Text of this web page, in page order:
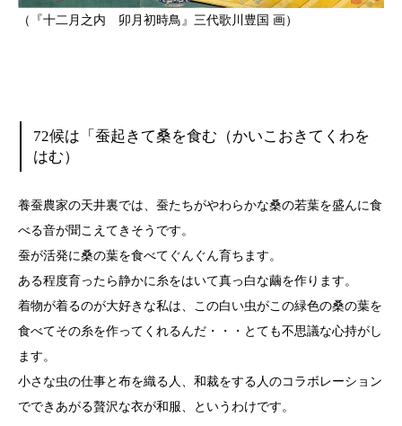
（『十二月之内 卯月初時鳥』三代歌川豊国 画）
72候は「蚕起きて桑を食む（かいこおきてくわを
はむ）
養蚕農家の天井裏では、蚕たちがやわらかな桑の若葉を盛んに食
べる音が聞こえてきそうです。
蚕が活発に桑の葉を食べてぐんぐん育ちます。
ある程度育ったら静かに糸をはいて真っ白な繭を作ります。
着物が着るのが大好きな私は、この白い虫がこの緑色の桑の葉を
食べてその糸を作ってくれるんだ・・・とても不思議な心持がし
ます。
小さな虫の仕事と布を織る人、和裁をする人のコラボレーション
でできあがる贅沢な衣が和服、というわけです。